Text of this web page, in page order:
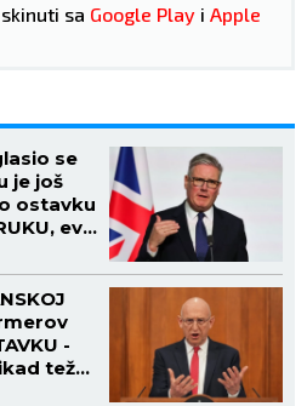
sa Google Play i Apple
se
je još
ostavku
evo
-
težoj